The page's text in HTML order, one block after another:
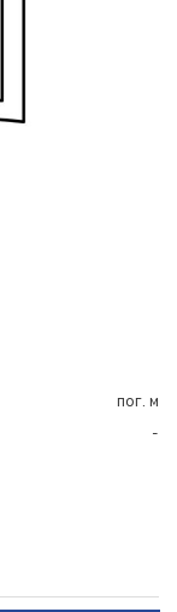
пог. м
-